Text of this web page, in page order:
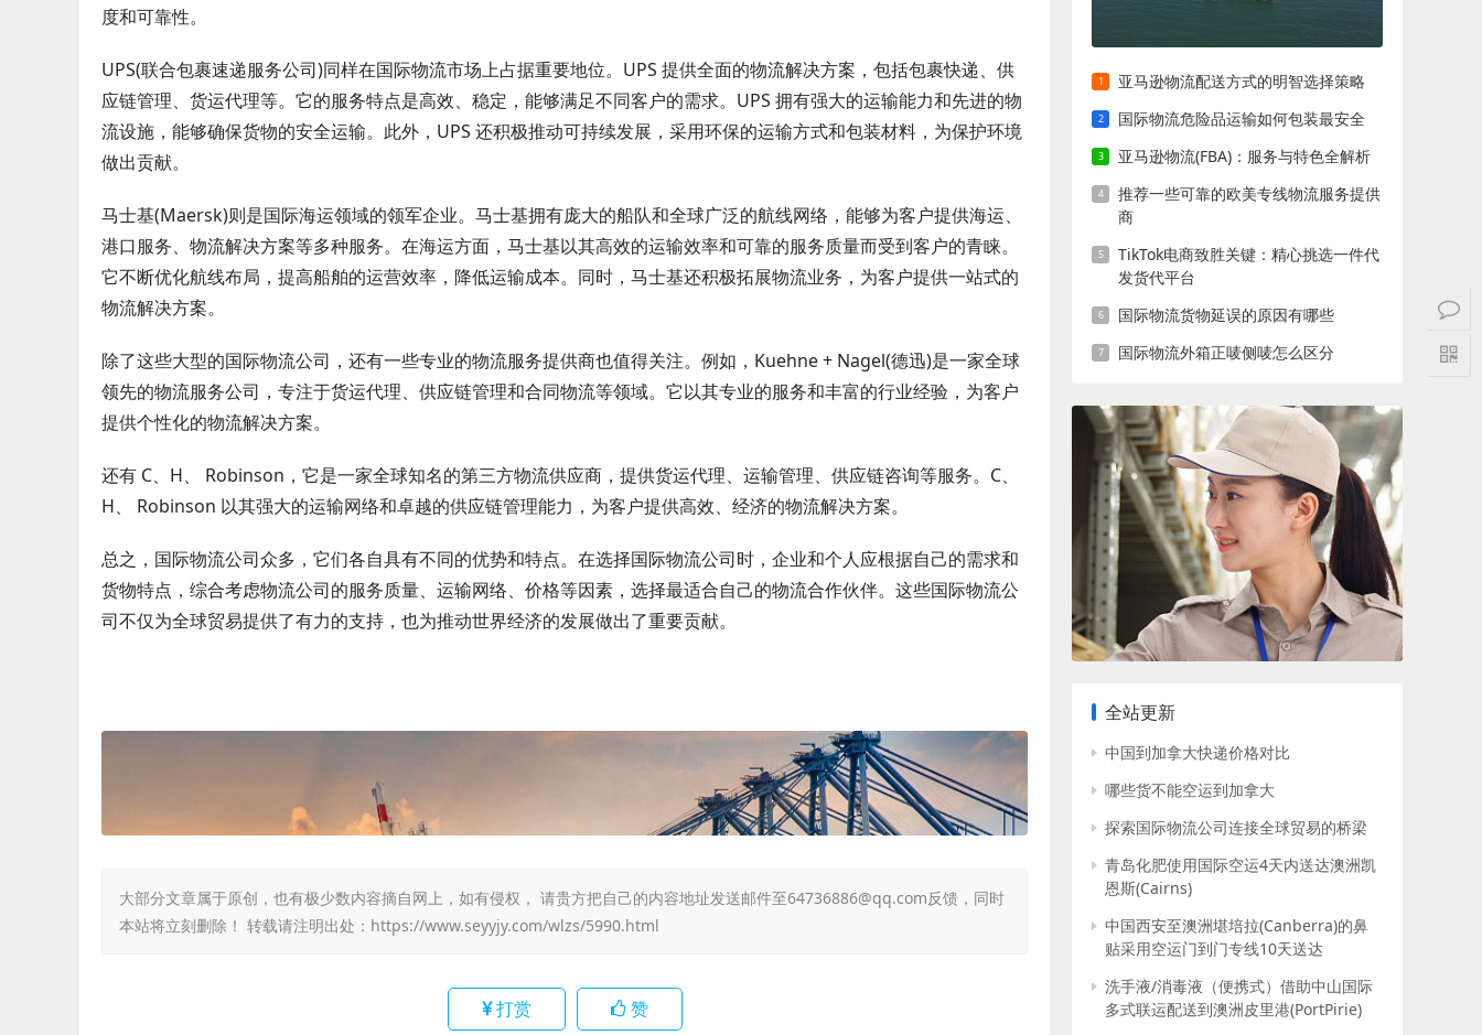
度和可靠性。
UPS(联合包裹速递服务公司)同样在国际物流市场上占据重要地位。UPS 提供全面的物流解决方案，包括包裹快递、供
应链管理、货运代理等。它的服务特点是高效、稳定，能够满足不同客户的需求。UPS 拥有强大的运输能力和先进的物
流设施，能够确保货物的安全运输。此外，UPS 还积极推动可持续发展，采用环保的运输方式和包装材料，为保护环境
做出贡献。
马士基(Maersk)则是国际海运领域的领军企业。马士基拥有庞大的船队和全球广泛的航线网络，能够为客户提供海运、
港口服务、物流解决方案等多种服务。在海运方面，马士基以其高效的运输效率和可靠的服务质量而受到客户的青睐。
它不断优化航线布局，提高船舶的运营效率，降低运输成本。同时，马士基还积极拓展物流业务，为客户提供一站式的
物流解决方案。
除了这些大型的国际物流公司，还有一些专业的物流服务提供商也值得关注。例如，Kuehne + Nagel(德迅)是一家全球
领先的物流服务公司，专注于货运代理、供应链管理和合同物流等领域。它以其专业的服务和丰富的行业经验，为客户
提供个性化的物流解决方案。
还有 C、H、 Robinson，它是一家全球知名的第三方物流供应商，提供货运代理、运输管理、供应链咨询等服务。C、
H、 Robinson 以其强大的运输网络和卓越的供应链管理能力，为客户提供高效、经济的物流解决方案。
总之，国际物流公司众多，它们各自具有不同的优势和特点。在选择国际物流公司时，企业和个人应根据自己的需求和
货物特点，综合考虑物流公司的服务质量、运输网络、价格等因素，选择最适合自己的物流合作伙伴。这些国际物流公
司不仅为全球贸易提供了有力的支持，也为推动世界经济的发展做出了重要贡献。
大部分文章属于原创，也有极少数内容摘自网上，如有侵权， 请贵方把自己的内容地址发送邮件至64736886@qq.com反馈，同时
本站将立刻删除！ 转载请注明出处： https://www.seyyjy.com/wlzs/5990.html
打赏 赞
亚马逊物流配送方式的明智选择策略
国际物流危险品运输如何包装最安全
亚马逊物流(FBA)：服务与特色全解析
推荐一些可靠的欧美专线物流服务提供
商
TikTok电商致胜关键：精心挑选一件代
发货代平台
国际物流货物延误的原因有哪些
国际物流外箱正唛侧唛怎么区分
全站更新
中国到加拿大快递价格对比
哪些货不能空运到加拿大
探索国际物流公司连接全球贸易的桥梁
青岛化肥使用国际空运4天内送达澳洲凯
恩斯(Cairns)
中国西安至澳洲堪培拉(Canberra)的鼻
贴采用空运门到门专线10天送达
洗手液/消毒液（便携式）借助中山国际
多式联运配送到澳洲皮里港(PortPirie)